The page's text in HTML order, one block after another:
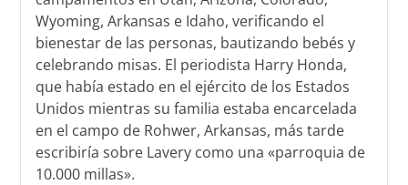
Wyoming, Arkansas e Idaho, verificando el
bienestar de las personas, bautizando bebés y
celebrando misas. El periodista Harry Honda,
que había estado en el ejército de los Estados
Unidos mientras su familia estaba encarcelada
en el campo de Rohwer, Arkansas, más tarde
escribiría sobre Lavery como una «parroquia de
10.000 millas».